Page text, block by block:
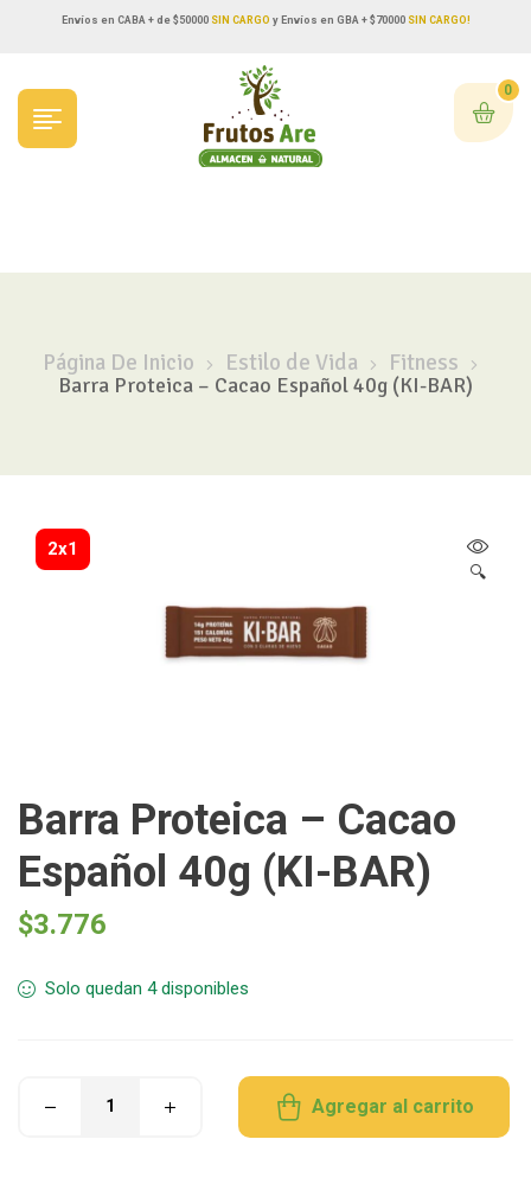
Envíos en CABA + de $50000SIN CARGO y Envíos en GBA + $70000 SIN CARGO!
0
Página De Inicio Estilo de Vida Fitness
Barra Proteica – Cacao Español 40g (KI-BAR)
2x1
🔍
Barra Proteica – Cacao
Español 40g (KI-BAR)
$3.776
Solo quedan 4 disponibles
Agregar al carrito